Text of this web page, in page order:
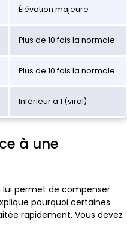
Élévation majeure
Plus de 10 fois la normale
Plus de 10 fois la normale
Inférieur à 1 (viral)
à une
lui permet de compenser
pourquoi certaines
rapidement. Vous devez